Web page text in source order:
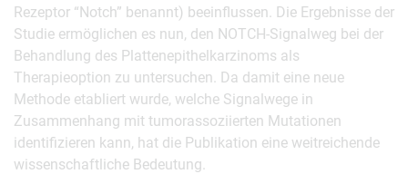
Rezeptor “Notch” benannt) beeinflussen. Die Ergebnisse der
Studie ermöglichen es nun, den NOTCH-Signalweg bei der
Behandlung des Plattenepithelkarzinoms als
Therapieoption zu untersuchen. Da damit eine neue
Methode etabliert wurde, welche Signalwege in
Zusammenhang mit tumorassoziierten Mutationen
identifizieren kann, hat die Publikation eine weitreichende
wissenschaftliche Bedeutung.